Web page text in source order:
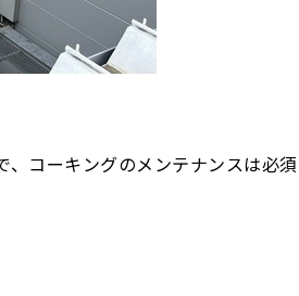
、コーキングのメンテナンスは必